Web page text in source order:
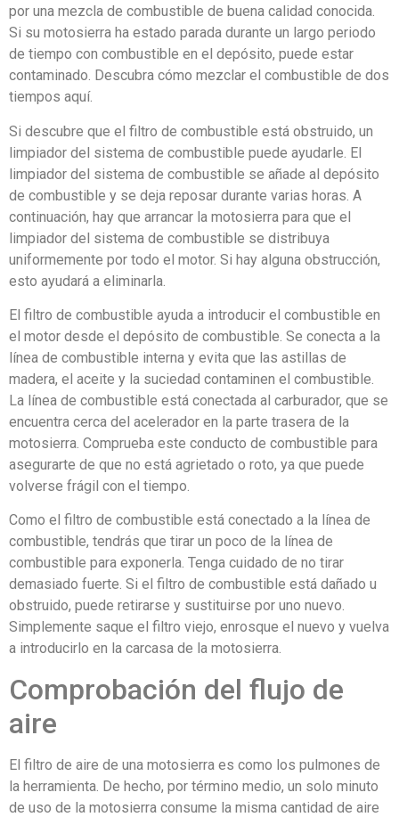
por una mezcla de combustible de buena calidad conocida.
Si su motosierra ha estado parada durante un largo periodo
de tiempo con combustible en el depósito, puede estar
contaminado. Descubra cómo mezclar el combustible de dos
tiempos aquí.
Si descubre que el filtro de combustible está obstruido, un
limpiador del sistema de combustible puede ayudarle. El
limpiador del sistema de combustible se añade al depósito
de combustible y se deja reposar durante varias horas. A
continuación, hay que arrancar la motosierra para que el
limpiador del sistema de combustible se distribuya
uniformemente por todo el motor. Si hay alguna obstrucción,
esto ayudará a eliminarla.
El filtro de combustible ayuda a introducir el combustible en
el motor desde el depósito de combustible. Se conecta a la
línea de combustible interna y evita que las astillas de
madera, el aceite y la suciedad contaminen el combustible.
La línea de combustible está conectada al carburador, que se
encuentra cerca del acelerador en la parte trasera de la
motosierra. Comprueba este conducto de combustible para
asegurarte de que no está agrietado o roto, ya que puede
volverse frágil con el tiempo.
Como el filtro de combustible está conectado a la línea de
combustible, tendrás que tirar un poco de la línea de
combustible para exponerla. Tenga cuidado de no tirar
demasiado fuerte. Si el filtro de combustible está dañado u
obstruido, puede retirarse y sustituirse por uno nuevo.
Simplemente saque el filtro viejo, enrosque el nuevo y vuelva
a introducirlo en la carcasa de la motosierra.
Comprobación del flujo de
aire
El filtro de aire de una motosierra es como los pulmones de
la herramienta. De hecho, por término medio, un solo minuto
de uso de la motosierra consume la misma cantidad de aire